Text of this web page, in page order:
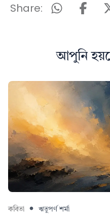
Share:
আপুনি
কবিতা ঋতুপৰ্ণ শৰ্মা